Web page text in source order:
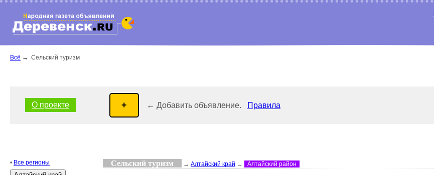
Всё → Сельский туризм
О проекте ← Добавить объявление. Правила
• Все регионы Сельский туризм → Алтайский край → Алтайский район